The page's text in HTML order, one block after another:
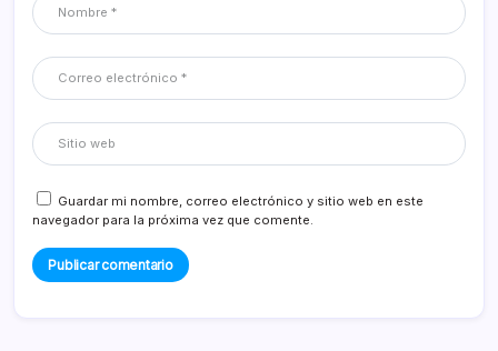
Guardar mi nombre, correo electrónico y sitio web en este
navegador para la próxima vez que comente.